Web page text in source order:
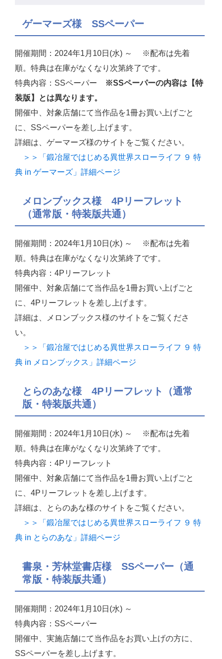
ゲーマーズ様 SSペーパー
開催期間：2024年1月10日(水) ～ ※配布は先着
順。特典は在庫がなくなり次第終了です。
特典内容：SSペーパー
※SSペーパーの内容は【特
装版】とは異なります。
開催中、対象店舗にて当作品を1冊お買い上げごと
に、SSペーパーを差し上げます。
詳細は、ゲーマーズ様のサイトをご覧ください。
＞＞「鍛冶屋ではじめる異世界スローライフ ９ 特
典 in ゲーマーズ」詳細ページ
メロンブックス様 4Pリーフレット
（通常版・特装版共通）
開催期間：2024年1月10日(水) ～ ※配布は先着
順。特典は在庫がなくなり次第終了です。
特典内容：4Pリーフレット
開催中、対象店舗にて当作品を1冊お買い上げごと
に、4Pリーフレットを差し上げます。
詳細は、メロンブックス様のサイトをご覧くださ
い。
＞＞「鍛冶屋ではじめる異世界スローライフ ９ 特
典 in メロンブックス」詳細ページ
とらのあな様 4Pリーフレット（通常
版・特装版共通）
開催期間：2024年1月10日(水) ～ ※配布は先着
順。特典は在庫がなくなり次第終了です。
特典内容：4Pリーフレット
開催中、対象店舗にて当作品を1冊お買い上げごと
に、4Pリーフレットを差し上げます。
詳細は、とらのあな様のサイトをご覧ください。
＞＞「鍛冶屋ではじめる異世界スローライフ ９ 特
典 in とらのあな」詳細ページ
書泉・芳林堂書店様 SSペーパー（通
常版・特装版共通）
開催期間：2024年1月10日(水) ～
特典内容：SSペーパー
開催中、実施店舗にて当作品をお買い上げの方に、
SSペーパーを差し上げます。